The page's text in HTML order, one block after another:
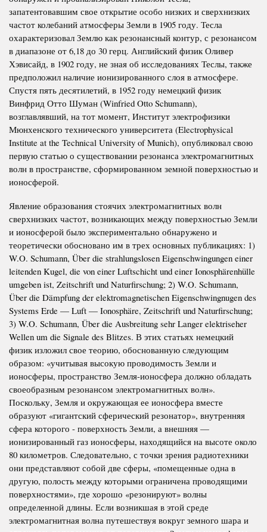
запатентовавшим свое открытие особо низких и сверхнизких
частот колебаний атмосферы Земли в 1905 году. Тесла
охарактеризовал Землю как резонансный контур, с резонансом
в диапазоне от 6,18 до 30 герц. Английский физик Оливер
Хэвисайд, в 1902 году, не зная об исследованиях Теслы, также
предположил наличие ионизированного слоя в атмосфере.
Спустя пять десятилетий, в 1952 году немецкий физик
Винфрид Отто Шуман (Winfried Otto Schumann),
возглавлявший, на тот момент, Институт электрофизики
Мюнхенского технического университета (Electrophysical
Institute at the Technical University of Munich), опубликовал свою
первую статью о существовании резонанса электромагнитных
волн в пространстве, сформированном земной поверхностью и
ионосферой.
Явление образования стоячих электромагнитных волн
сверхнизких частот, возникающих между поверхностью Земли
и ионосферой было экспериментально обнаружено и
теоретически обосновано им в трех основных публикациях: 1)
W.O. Schumann, Über die strahlungslosen Eigenschwingungen einer
leitenden Kugel, die von einer Luftschicht und einer Ionosphärenhülle
umgeben ist, Zeitschrift und Naturfirschung; 2) W.O. Schumann,
Über die Dämpfung der elektromagnetischen Eigenschwingnugen des
Systems Erde — Luft — Ionosphäre, Zeitschrift und Naturfirschung;
3) W.O. Schumann, Über die Ausbreitung sehr Langer elektriseher
Wellen um die Signale des Blitzes. В этих статьях немецкий
физик изложил свое теорию, обоснованную следующим
образом: «учитывая высокую проводимость Земли и
ионосферы, пространство Земля-ионосфера должно обладать
своеобразным резонансом электромагнитных волн».
Поскольку, Земля и окружающая ее ионосфера вместе
образуют «гигантский сферический резонатор», внутренняя
сфера которого - поверхность Земли, а внешняя —
ионизированный газ ионосферы, находящийся на высоте около
80 километров. Следовательно, с точки зрения радиотехники
они представляют собой две сферы, «помещенные одна в
другую, полость между которыми ограничена проводящими
поверхностями», где хорошо «резонируют» волны
определенной длины. Если возникшая в этой среде
электромагнитная волна путешествуя вокруг земного шара и